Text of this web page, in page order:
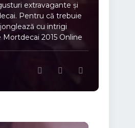
extravagante și
Pentru că trebuie
cu intrigi
2015 Online
unică de aventură,
mafiei, poliției și altor
elegante,
și situațiilor